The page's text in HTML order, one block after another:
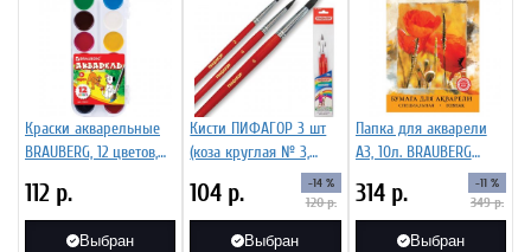
Краски акварельные
BRAUBERG, 12 цветов,
коробка, без кисти
112 р.
Выбран
Кисти ПИФАГОР 3 шт
(коза круглая № 3,
пони круглая № 4,
пушно-меховая
круглая № 6) 200228
104 р. -14 %
120р.
Выбран
Папка для акварели
А3, 10л. BRAUBERG
бумага ГОЗНАК "Холст"
200 г/м.кв.
314 р. -11 %
349р.
Выбран